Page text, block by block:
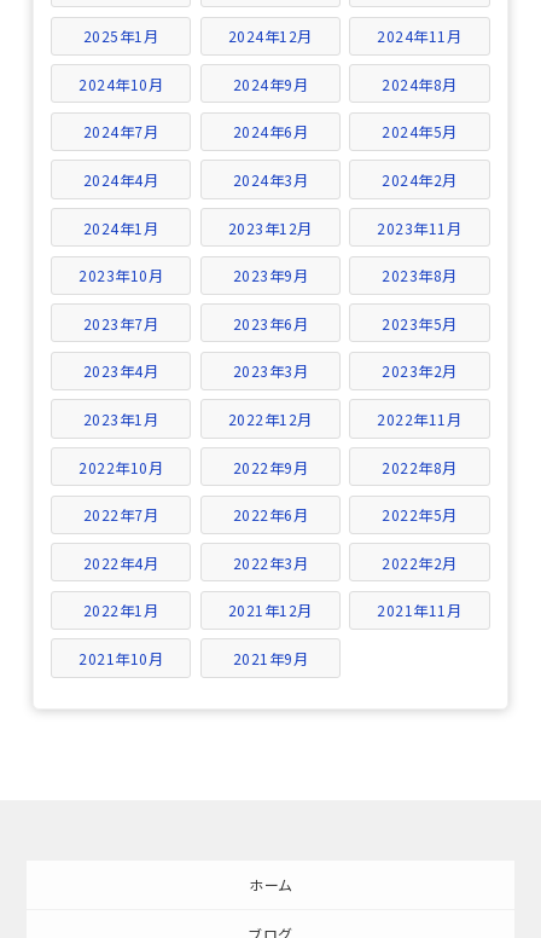
2025年1月 2024年12月 2024年11月
2024年10月 2024年9月 2024年8月
2024年7月 2024年6月 2024年5月
2024年4月 2024年3月 2024年2月
2024年1月 2023年12月 2023年11月
2023年10月 2023年9月 2023年8月
2023年7月 2023年6月 2023年5月
2023年4月 2023年3月 2023年2月
2023年1月 2022年12月 2022年11月
2022年10月 2022年9月 2022年8月
2022年7月 2022年6月 2022年5月
2022年4月 2022年3月 2022年2月
2022年1月 2021年12月 2021年11月
2021年10月 2021年9月
ホーム